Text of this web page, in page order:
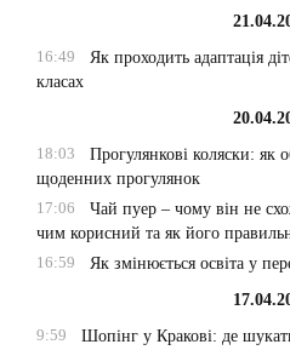
16:49
Як проходить адаптація
класах
18:03
Прогулянкові коляски: як
щоденних прогулянок
17:06
Чай пуер – чому він не
чим корисний та як його
16:59
Як змінюється освіта у
9:59
Шопінг у Кракові: де